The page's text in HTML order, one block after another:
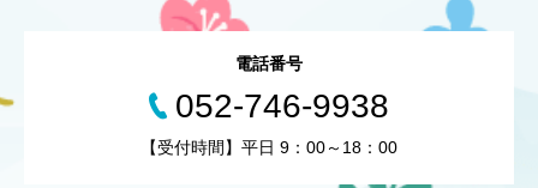
電話番号
052-746-9938
【受付時間】平日 9：00～18：00